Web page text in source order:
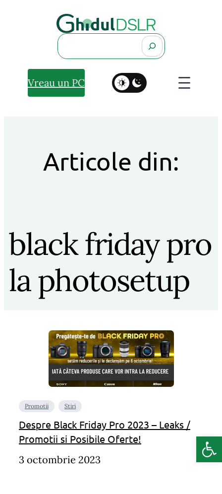
Search
Vreau un PC
Articole din:
black friday pro
la photosetup
Promotii Stiri
Despre Black Friday Pro 2023 – Leaks /
Promotii si Posibile Oferte!
3 octombrie 2023